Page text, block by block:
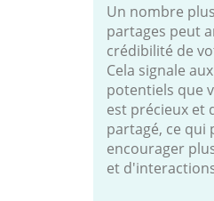
Un nombre
partages peut
crédibilité de
Cela signale
potentiels que
est précieux et
partagé, ce qui
encourager
et